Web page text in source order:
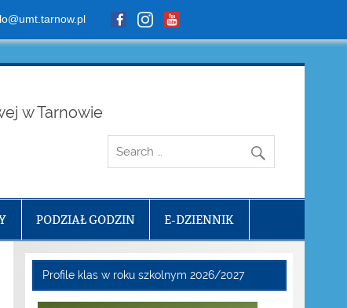
w Tarnowie
PODZIAŁ GODZIN E-DZIENNIK
Profile klas w roku szkolnym 2026/2027